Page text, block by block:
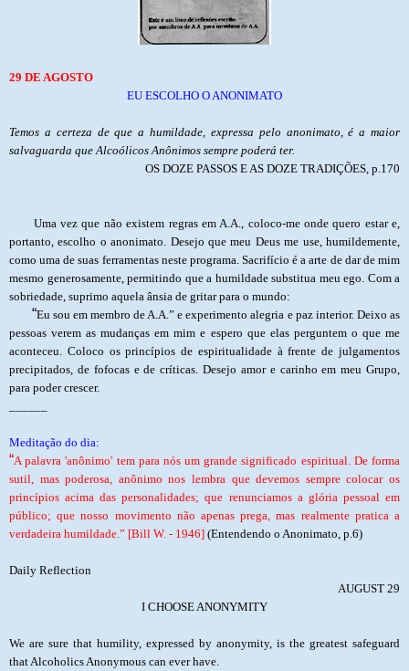
29 DE AGOSTO
EU ESCOLHO O ANONIMATO
Temos a certeza de que a humildade, expressa pelo anonimato, é a maior
salvaguarda que Alcoólicos Anônimos sempre poderá ter.
OS DOZE PASSOS E AS DOZE TRADIÇÕES, p.170
Uma vez que não existem regras em A.A., coloco-me onde quero estar e,
portanto, escolho o anonimato. Desejo que meu Deus me use, humildemente,
como uma de suas ferramentas neste programa. Sacrifício é a arte de dar de mim
mesmo generosamente, permitindo que a humildade substitua meu ego. Com a
sobriedade, suprimo aquela ânsia de gritar para o mundo:
“Eu sou em membro de A.A.” e experimento alegria e paz interior. Deixo as
pessoas verem as mudanças em mim e espero que elas perguntem o que me
aconteceu. Coloco os princípios de espiritualidade à frente de julgamentos
precipitados, de fofocas e de críticas. Desejo amor e carinho em meu Grupo,
para poder crescer.
Meditação do dia:
“A palavra 'anônimo' tem para nós um grande significado espiritual. De forma
sutil, mas poderosa, anônimo nos lembra que devemos sempre colocar os
princípios acima das personalidades; que renunciamos a glória pessoal em
público; que nosso movimento não apenas prega, mas realmente pratica a
verdadeira humildade.” [Bill W. - 1946] (Entendendo o Anonimato, p.6)
Daily Reflection
AUGUST 29
I CHOOSE ANONYMITY
We are sure that humility, expressed by anonymity, is the greatest safeguard
that Alcoholics Anonymous can ever have.